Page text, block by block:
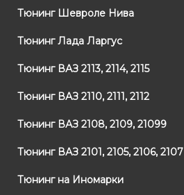
Тюнинг Шевроле Нива
Тюнинг Лада Ларгус
Тюнинг ВАЗ 2113, 2114, 2115
Тюнинг ВАЗ 2110, 2111, 2112
Тюнинг ВАЗ 2108, 2109, 21099
Тюнинг ВАЗ 2101, 2105, 2106, 2107
Тюнинг на Иномарки